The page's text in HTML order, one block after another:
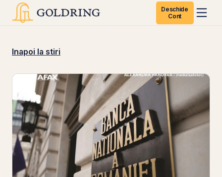
Deschide
Cont
Inapoi la stiri